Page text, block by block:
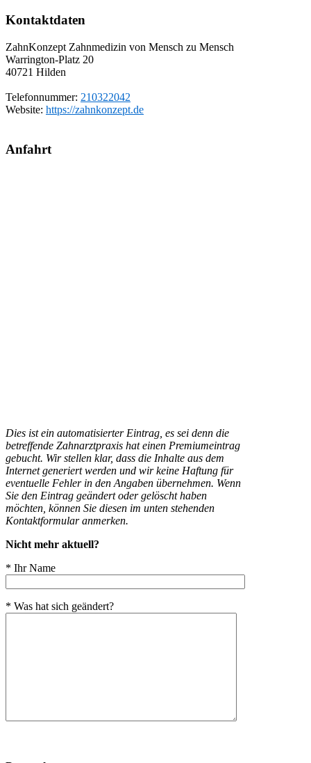
Kontaktdaten
ZahnKonzept Zahnmedizin von Mensch zu Mensch
Warrington-Platz 20
40721 Hilden
Telefonnummer: 210322042
Website: https://zahnkonzept.de
Anfahrt
Dies ist ein automatisierter Eintrag, es sei denn die
betreffende Zahnarztpraxis hat einen Premiumeintrag
gebucht. Wir stellen klar, dass die Inhalte aus dem
Internet generiert werden und wir keine Haftung für
eventuelle Fehler in den Angaben übernehmen. Wenn
Sie den Eintrag geändert oder gelöscht haben
möchten, können Sie diesen im unten stehenden
Kontaktformular anmerken.
Nicht mehr aktuell?
* Ihr Name
* Was hat sich geändert?